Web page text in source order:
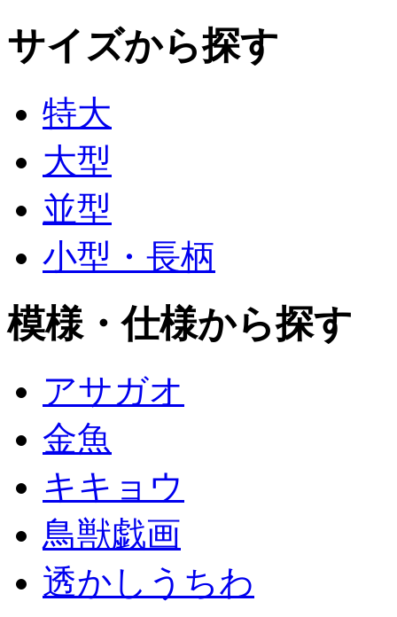
サイズから探す
特大
大型
並型
小型・長柄
模様・仕様から探す
アサガオ
金魚
キキョウ
鳥獣戯画
透かしうちわ